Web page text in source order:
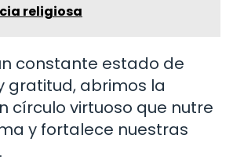
religiosa
constante estado de
gratitud, abrimos la
círculo virtuoso que nutre
y fortalece nuestras